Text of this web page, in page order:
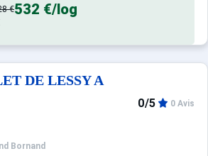
€532 €/log
DE LESSY A
Bornand
0/5 0 Avis